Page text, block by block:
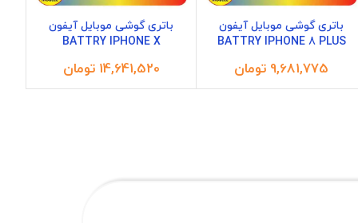
باتری گوشی موبایل آیفون
BATTRY IPHONE 8 PLUS
تومان
باتری گوشی موبایل آیفون
BATTRY IPHONE X
تومان